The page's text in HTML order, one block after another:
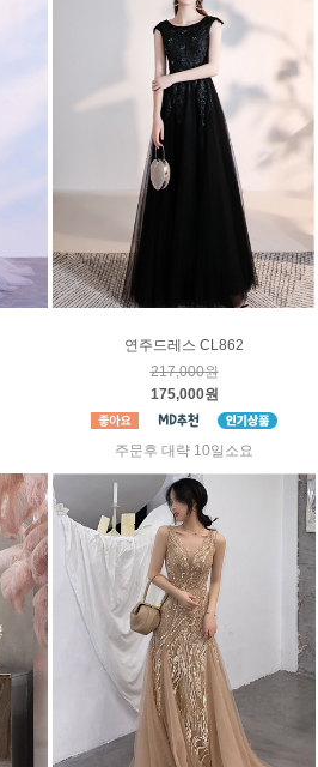
연주드레스 CL862
217,000원
175,000원
주문후 대략 10일소요